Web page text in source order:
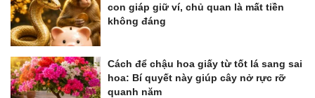
con giáp giữ ví, chủ quan là mất tiền
không đáng
Cách để chậu hoa giấy từ tốt lá sang sai
hoa: Bí quyết này giúp cây nở rực rỡ
quanh năm